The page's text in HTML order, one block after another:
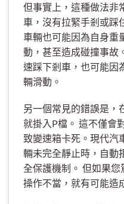
但事實上，這種做法非
車，沒有拉緊手剎或踩
車輛也可能因為自身重
動，甚至造成碰撞事故
速踩下剎車，也可能因
輛滑動。
另一個常見的錯誤是，
就掛入P檔。 這不僅會
致變速箱卡死。現代汽
輛未完全靜止時，自動
全保護機制。 但如果
操作不當，就有可能造